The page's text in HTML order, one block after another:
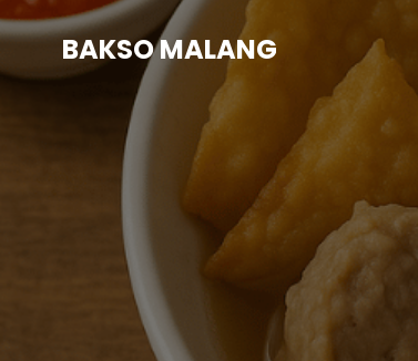
BAKSO MALANG